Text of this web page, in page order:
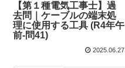
【第１種電気工事士】過
去問｜ケーブルの端末処
理に使用する工具 (R4年午
前-問41)
2025.06.27